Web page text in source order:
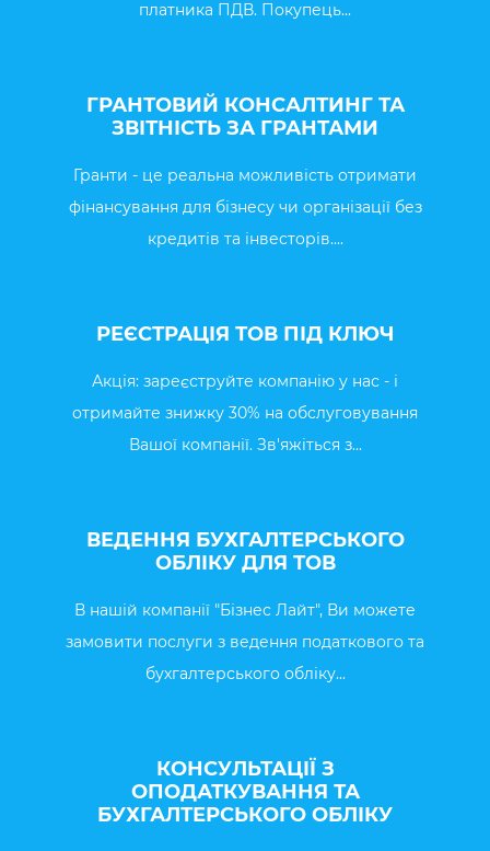
платника ПДВ. Покупець...
ГРАНТОВИЙ КОНСАЛТИНГ ТА
ЗВІТНІСТЬ ЗА ГРАНТАМИ
Гранти - це реальна можливість отримати
фінансування для бізнесу чи організації без
кредитів та інвесторів....
РЕЄСТРАЦІЯ ТОВ ПІД КЛЮЧ
Акція: зареєструйте компанію у нас - і
отримайте знижку 30% на обслуговування
Вашої компанії. Зв'яжіться з...
ВЕДЕННЯ БУХГАЛТЕРСЬКОГО
ОБЛІКУ ДЛЯ ТОВ
В нашій компанії "Бізнес Лайт", Ви можете
замовити послуги з ведення податкового та
бухгалтерського обліку...
КОНСУЛЬТАЦІЇ З
ОПОДАТКУВАННЯ ТА
БУХГАЛТЕРСЬКОГО ОБЛІКУ